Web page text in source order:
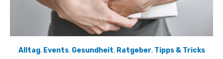
Alltag, Events, Gesundheit, Ratgeber, Tipps & Tricks